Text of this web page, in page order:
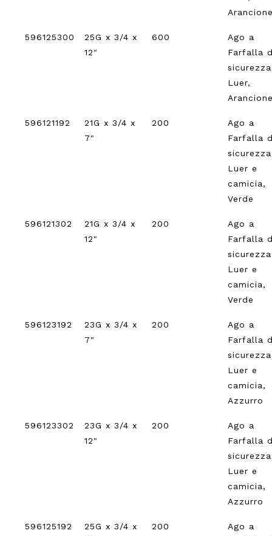
596125300
25G x 3/4 x
12"
600
Ago a
Farfalla
Luer,
596121192
21G x 3/4 x
7"
200
Ago a
Farfalla
Luer e
camicia,
Verde
596121302
21G x 3/4 x
12"
200
Ago a
Farfalla
Luer e
camicia,
Verde
596123192
23G x 3/4 x
7"
200
Ago a
Farfalla
Luer e
camicia,
Azzurro
596123302
23G x 3/4 x
12"
200
Ago a
Farfalla
Luer e
camicia,
Azzurro
596125192
25G x 3/4 x
200
Ago a